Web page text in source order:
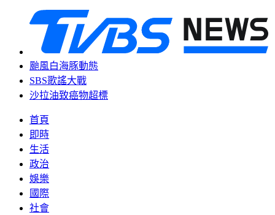
颱風白海豚動態
SBS歌謠大戰
沙拉油致癌物超標
首頁
即時
生活
政治
娛樂
國際
社會